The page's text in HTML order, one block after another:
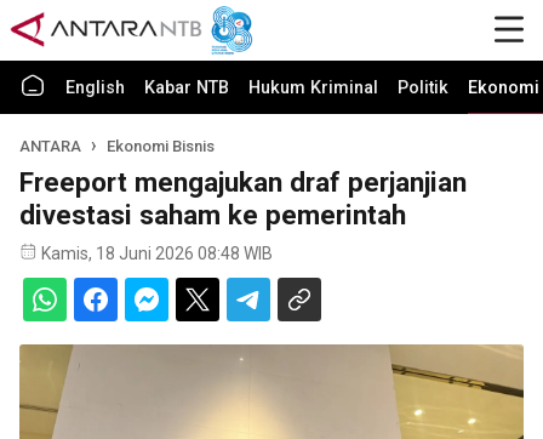
English Kabar NTB Hukum Kriminal Politik
ANTARA Ekonomi Bisnis
Freeport mengajukan draf perjanjian
divestasi saham ke pemerintah
Kamis, 18 Juni 2026 08:48 WIB